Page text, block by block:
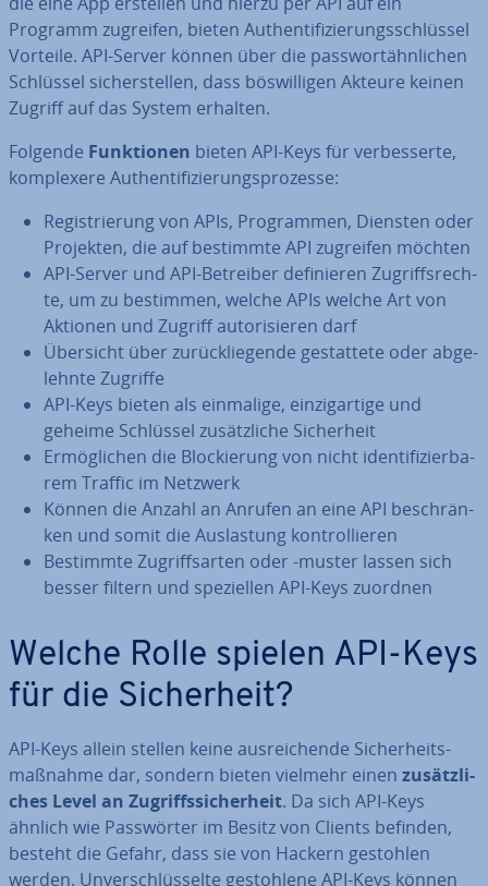
Programm zugreifen, bieten Au­then­ti­fi­zie­rungs­schlüs­sel
Vorteile. API-Server können über die pass­wort­ähn­li­chen
Schlüssel si­cher­stel­len, dass bös­wil­li­gen Akteure keinen
Zugriff auf das System erhalten.
Folgende Funk­tio­nen bieten API-Keys für ver­bes­ser­te,
kom­ple­xe­re Au­then­ti­fi­zie­rungs­pro­zes­se:
Re­gis­trie­rung von APIs, Pro­gram­men, Diensten oder
Projekten, die auf bestimmte API zugreifen möchten
API-Server und API-Betreiber de­fi­nie­ren Zu­griffs­rech­
te, um zu bestimmen, welche APIs welche Art von
Aktionen und Zugriff au­to­ri­sie­ren darf
Übersicht über zu­rück­lie­gen­de ge­stat­te­te oder ab­ge­
lehn­te Zugriffe
API-Keys bieten als einmalige, ein­zig­ar­ti­ge und
geheime Schlüssel zu­sätz­li­che Si­cher­heit
Er­mög­li­chen die Blo­ckie­rung von nicht iden­ti­fi­zier­ba­
rem Traffic im Netzwerk
Können die Anzahl an Anrufen an eine API be­schrän­
ken und somit die Aus­las­tung kon­trol­lie­ren
Bestimmte Zu­griffs­ar­ten oder -muster lassen sich
besser filtern und spe­zi­el­len API-Keys zuordnen
Welche Rolle spielen API-Keys
für die Si­cher­heit?
API-Keys allein stellen keine aus­rei­chen­de Si­cher­heits­
maß­nah­me dar, sondern bieten vielmehr einen zu­sätz­li­
ches Level an Zu­griffs­si­cher­heit. Da sich API-Keys
ähnlich wie Pass­wör­ter im Besitz von Clients befinden,
besteht die Gefahr, dass sie von Hackern gestohlen
werden. Un­ver­schlüs­sel­te ge­stoh­le­ne API-Keys können